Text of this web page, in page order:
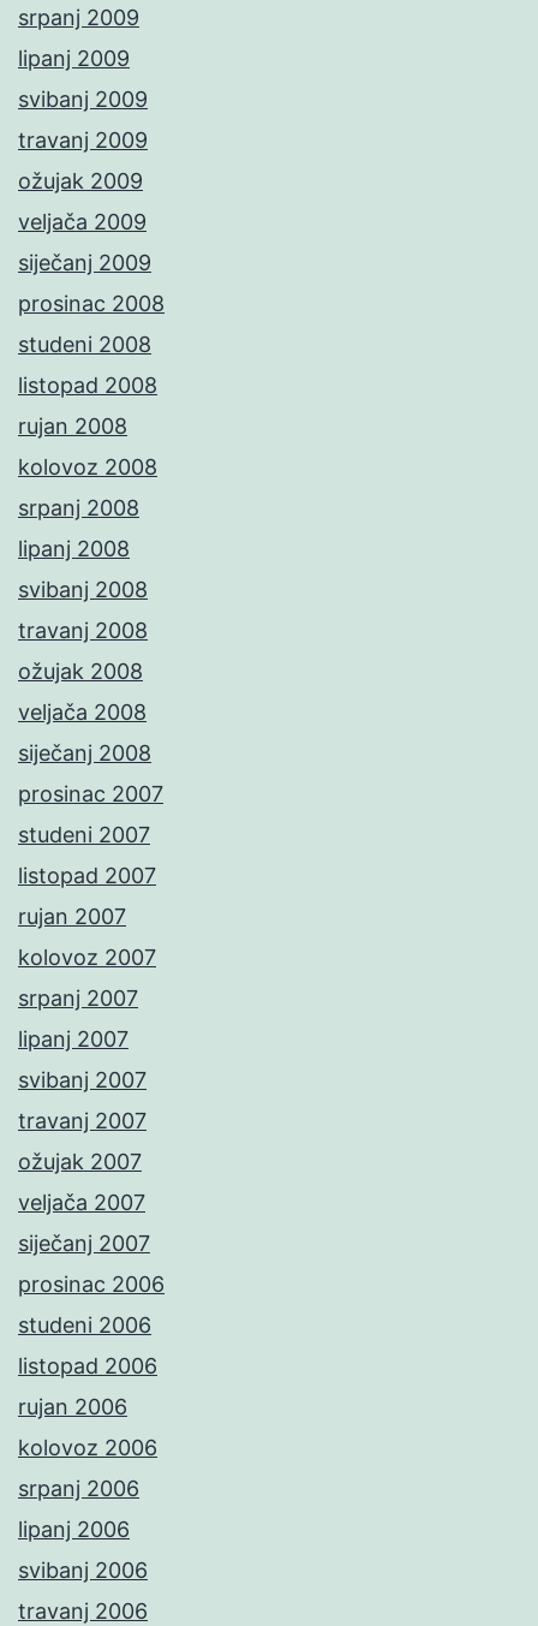
srpanj 2009
lipanj 2009
svibanj 2009
travanj 2009
ožujak 2009
veljača 2009
siječanj 2009
prosinac 2008
studeni 2008
listopad 2008
rujan 2008
kolovoz 2008
srpanj 2008
lipanj 2008
svibanj 2008
travanj 2008
ožujak 2008
veljača 2008
siječanj 2008
prosinac 2007
studeni 2007
listopad 2007
rujan 2007
kolovoz 2007
srpanj 2007
lipanj 2007
svibanj 2007
travanj 2007
ožujak 2007
veljača 2007
siječanj 2007
prosinac 2006
studeni 2006
listopad 2006
rujan 2006
kolovoz 2006
srpanj 2006
lipanj 2006
svibanj 2006
travanj 2006